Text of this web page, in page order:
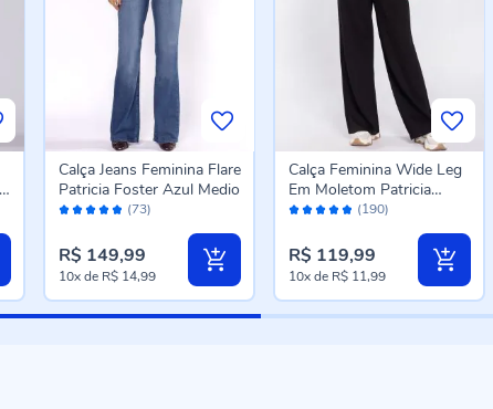
Avaliação: (73)
Calça Jeans Feminina Flare
Patricia Foster Azul Medio
R$ 149,99
10xde R$ 14,99
Avaliação: (190)
Calça Feminina Wide Leg
Em Moletom Patricia
Foster Preto
R$ 119,99
10xde R$ 11,99